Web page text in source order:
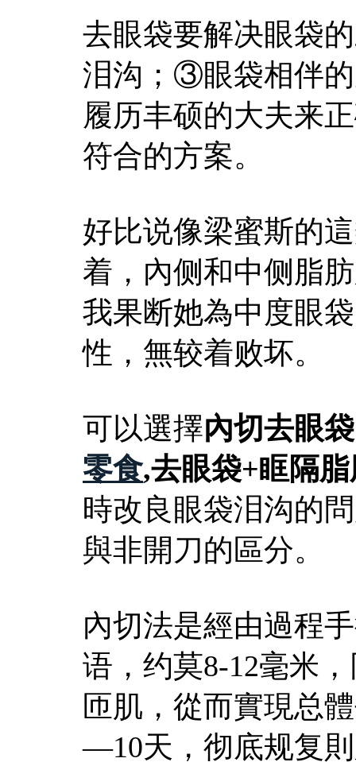
去眼袋要解决眼袋
泪沟；③眼袋相伴
履历丰硕的大夫来
符合的方案。
好比说像梁蜜斯的
着，內侧和中侧脂
我果断她為中度眼
性，無较着败坏。
可以選擇內切去眼
零食,去眼袋+眶隔
時改良眼袋泪沟的
與非開刀的區分。
內切法是經由過程
语，约莫8-12毫米
匝肌，從而實現总
—10天，彻底规复